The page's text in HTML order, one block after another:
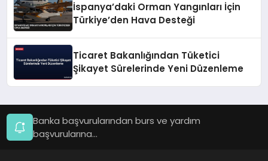
İspanya’daki Orman Yangınları İçin
Türkiye’den Hava Desteği
Ticaret Bakanlığından Tüketici
Şikayet Sürelerinde Yeni Düzenleme
Banka başvurularından burs ve yardım
başvurularına...